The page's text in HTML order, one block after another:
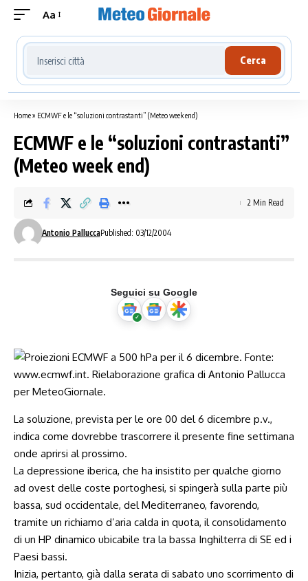
Aa
Cerca località meteo
Cerca
Home» ECMWF e le “soluzioni contrastanti” (Meteo week end)
ECMWF e le “soluzioni contrastanti”
(Meteo week end)
Antonio PalluccaPublished: 03/12/2004
2 Min Read
Seguici su Google
La soluzione, prevista per le ore 00 del 6 dicembre p.v.,
indica come dovrebbe trascorrere il presente fine settimana
onde aprirsi al prossimo.
La depressione iberica, che ha insistito per qualche giorno
ad ovest delle coste portoghesi, si spingerà sulla parte più
bassa, sud occidentale, del Mediterraneo, favorendo,
tramite un richiamo d’aria calda in quota, il consolidamento
di un HP dinamico ubicabile tra la bassa Inghilterra di SE ed i
Paesi bassi.
Inizia, pertanto, già dalla serata di sabato uno scorrimento di